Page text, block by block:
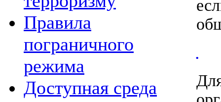
Правила
пограничного
режима
Доступная среда
.